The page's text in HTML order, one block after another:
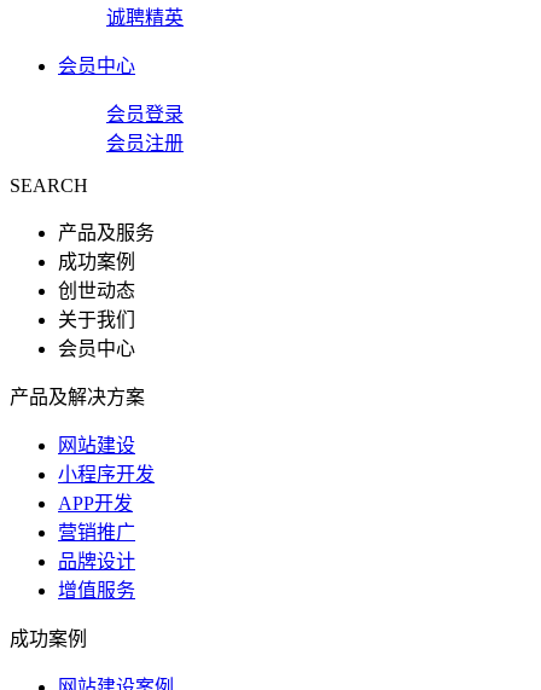
诚聘精英
会员中心
会员登录
会员注册
SEARCH
产品及服务
成功案例
创世动态
关于我们
会员中心
产品及解决方案
网站建设
小程序开发
APP开发
营销推广
品牌设计
增值服务
成功案例